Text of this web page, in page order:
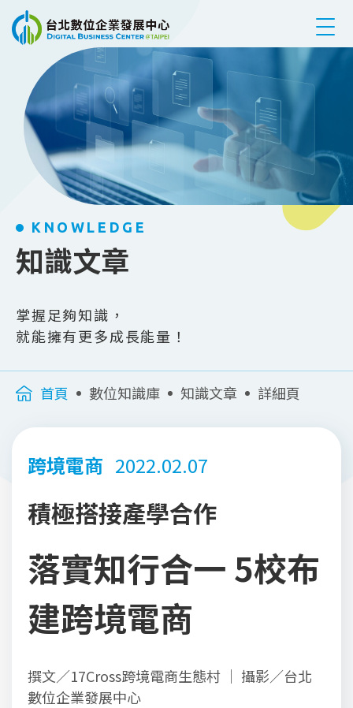
跳到主要內容
KNOWLEDGE
知識文章
掌握足夠知識，
就能擁有更多成長能量！
首頁 數位知識庫 知識文章 詳細頁
跨境電商 2022.02.07
積極搭接產學合作
落實知行合一 5校布
建跨境電商
撰文／17Cross跨境電商生態村 ｜ 攝影／台北
數位企業發展中心